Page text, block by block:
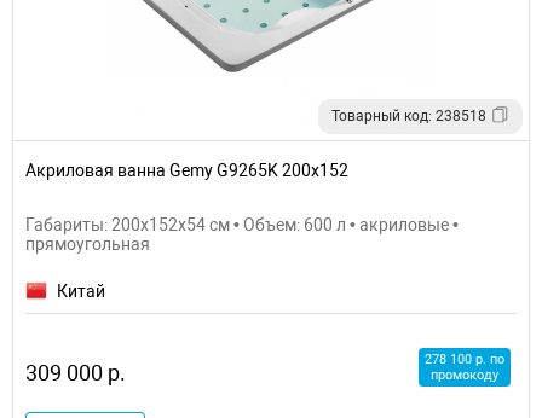
Товарный код: 238518
Акриловая ванна Gemy G9265K 200х152
Габариты: 200x152x54 см • Объем: 600 л • акриловые •
прямоугольная
Китай
309 000 р.
278 100 р. по
промокоду